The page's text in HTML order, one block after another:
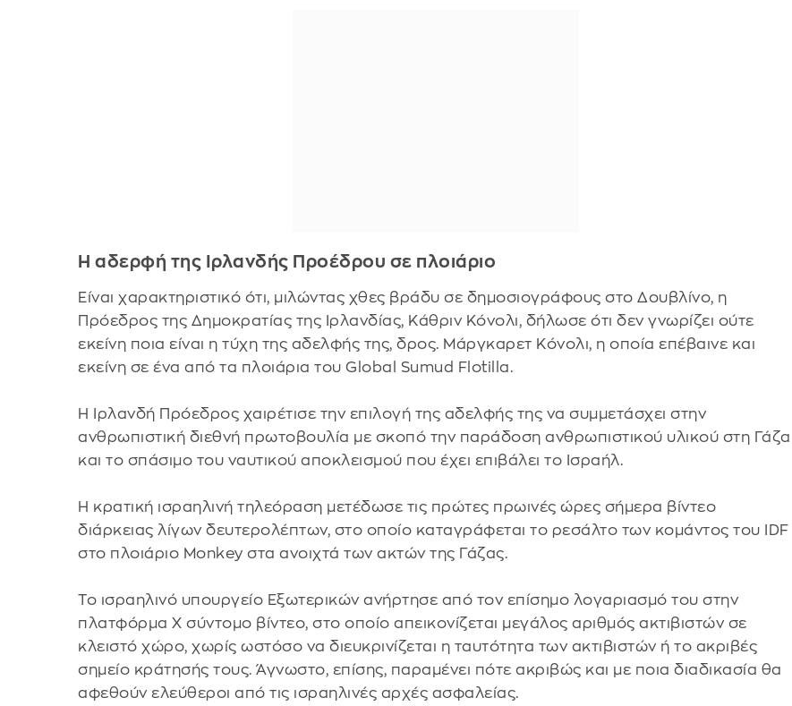
Η αδερφή της Ιρλανδής Προέδρου σε πλοιάριο
Είναι χαρακτηριστικό ότι, μιλώντας χθες βράδυ σε δημοσιογράφους στο Δουβλίνο, η
Πρόεδρος της Δημοκρατίας της Ιρλανδίας, Κάθριν Κόνολι, δήλωσε ότι δεν γνωρίζει ούτε
εκείνη ποια είναι η τύχη της αδελφής της, δρος. Μάργκαρετ Κόνολι, η οποία επέβαινε και
εκείνη σε ένα από τα πλοιάρια του Global Sumud Flotilla.
Η Ιρλανδή Πρόεδρος χαιρέτισε την επιλογή της αδελφής της να συμμετάσχει στην
ανθρωπιστική διεθνή πρωτοβουλία με σκοπό την παράδοση ανθρωπιστικού υλικού στη Γάζα
και το σπάσιμο του ναυτικού αποκλεισμού που έχει επιβάλει το Ισραήλ.
Η κρατική ισραηλινή τηλεόραση μετέδωσε τις πρώτες πρωινές ώρες σήμερα βίντεο
διάρκειας λίγων δευτερολέπτων, στο οποίο καταγράφεται το ρεσάλτο των κομάντος του IDF
στο πλοιάριο Monkey στα ανοιχτά των ακτών της Γάζας.
Το ισραηλινό υπουργείο Εξωτερικών ανήρτησε από τον επίσημο λογαριασμό του στην
πλατφόρμα Χ σύντομο βίντεο, στο οποίο απεικονίζεται μεγάλος αριθμός ακτιβιστών σε
κλειστό χώρο, χωρίς ωστόσο να διευκρινίζεται η ταυτότητα των ακτιβιστών ή το ακριβές
σημείο κράτησής τους. Άγνωστο, επίσης, παραμένει πότε ακριβώς και με ποια διαδικασία θα
αφεθούν ελεύθεροι από τις ισραηλινές αρχές ασφαλείας.